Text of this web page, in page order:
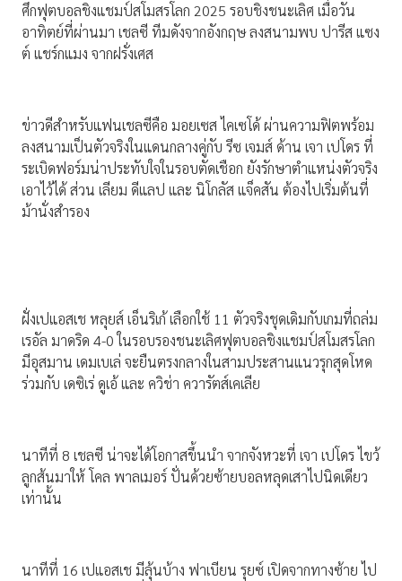
ศึกฟุตบอลชิงแชมป์สโมสรโลก 2025 รอบชิงชนะเลิศ เมื่อวัน
อาทิตย์ที่ผ่านมา เชลซี ทีมดังจากอังกฤษ ลงสนามพบ ปารีส แซง
ต์ แชร์กแมง จากฝรั่งเศส
ข่าวดีสำหรับแฟนเชลซีคือ มอยเซส ไคเซโด้ ผ่านความฟิตพร้อม
ลงสนามเป็นตัวจริงในแดนกลางคู่กับ รีซ เจมส์ ด้าน เจา เปโดร ที่
ระเบิดฟอร์มน่าประทับใจในรอบตัดเชือก ยังรักษาตำแหน่งตัวจริง
เอาไว้ได้ ส่วน เลียม ดีแลป และ นิโกลัส แจ็คสัน ต้องไปเริ่มต้นที่
ม้านั่งสำรอง
ฝั่งเปแอสเช หลุยส์ เอ็นริเก้ เลือกใช้ 11 ตัวจริงชุดเดิมกับเกมที่ถล่ม
เรอัล มาดริด 4-0 ในรอบรองชนะเลิศฟุตบอลชิงแชมป์สโมสรโลก
มีอุสมาน เดมเบเล่ จะยืนตรงกลางในสามประสานแนวรุกสุดโหด
ร่วมกับ เดซิเร่ ดูเอ้ และ ควิช่า ควารัตส์เคเลีย
นาทีที่ 8 เชลซี น่าจะได้โอกาสขึ้นนำ จากจังหวะที่ เจา เปโดร ไขว้
ลูกส้นมาให้ โคล พาลเมอร์ ปั่นด้วยซ้ายบอลหลุดเสาไปนิดเดียว
เท่านั้น
นาทีที่ 16 เปแอสเช มีลุ้นบ้าง ฟาเบียน รุยซ์ เปิดจากทางซ้าย ไป